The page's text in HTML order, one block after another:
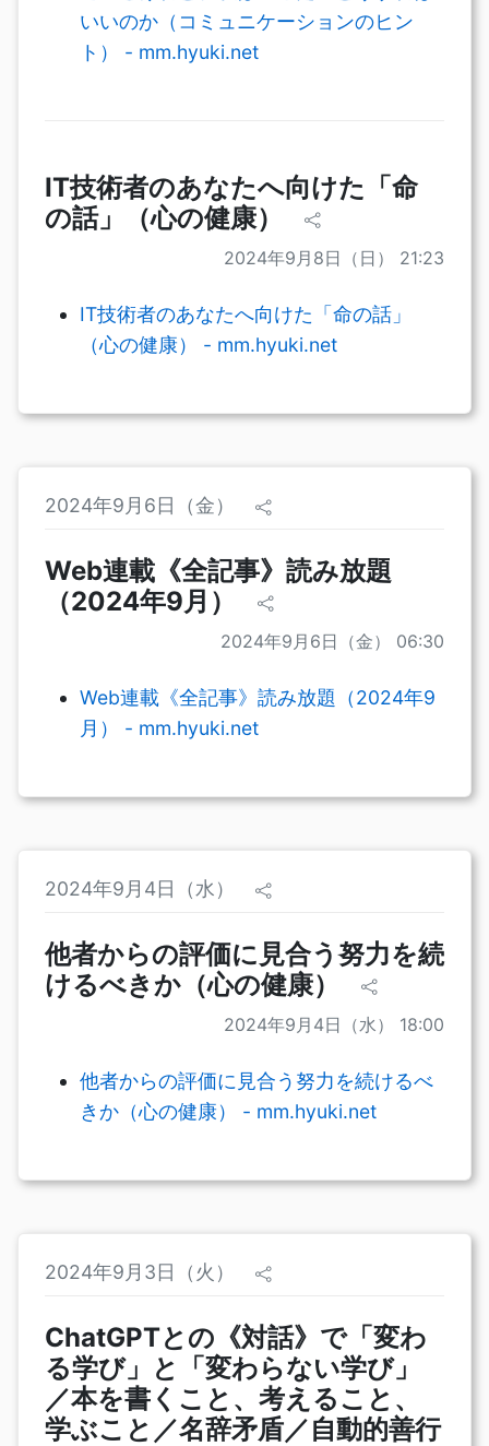
いいのか（コミュニケーションのヒン
ト） - mm.hyuki.net
IT技術者のあなたへ向けた「命
の話」（心の健康）
2024年9月8日（日） 21:23
IT技術者のあなたへ向けた「命の話」
（心の健康） - mm.hyuki.net
2024年9月6日（金）
Web連載《全記事》読み放題
（2024年9月）
2024年9月6日（金） 06:30
Web連載《全記事》読み放題（2024年9
月） - mm.hyuki.net
2024年9月4日（水）
他者からの評価に見合う努力を続
けるべきか（心の健康）
2024年9月4日（水） 18:00
他者からの評価に見合う努力を続けるべ
きか（心の健康） - mm.hyuki.net
2024年9月3日（火）
ChatGPTとの《対話》で「変わ
る学び」と「変わらない学び」
／本を書くこと、考えること、
学ぶこと／名辞矛盾／自動的善行